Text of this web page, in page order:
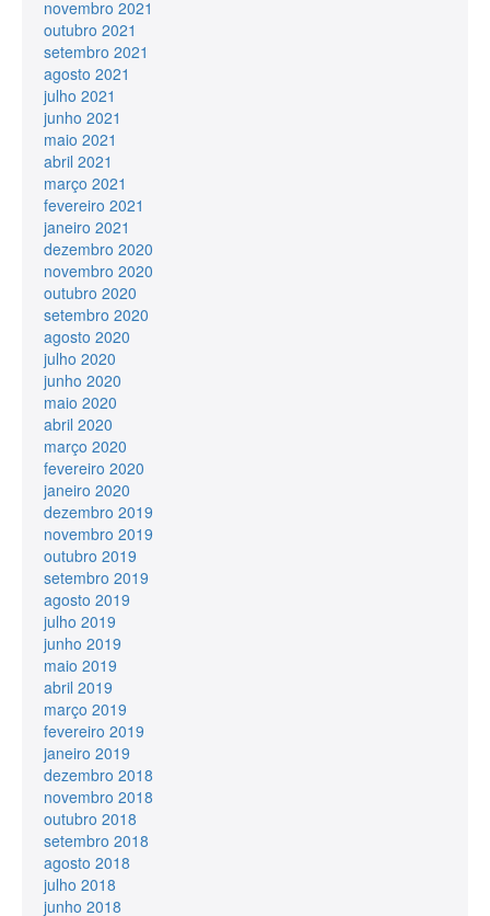
novembro 2021
outubro 2021
setembro 2021
agosto 2021
julho 2021
junho 2021
maio 2021
abril 2021
março 2021
fevereiro 2021
janeiro 2021
dezembro 2020
novembro 2020
outubro 2020
setembro 2020
agosto 2020
julho 2020
junho 2020
maio 2020
abril 2020
março 2020
fevereiro 2020
janeiro 2020
dezembro 2019
novembro 2019
outubro 2019
setembro 2019
agosto 2019
julho 2019
junho 2019
maio 2019
abril 2019
março 2019
fevereiro 2019
janeiro 2019
dezembro 2018
novembro 2018
outubro 2018
setembro 2018
agosto 2018
julho 2018
junho 2018